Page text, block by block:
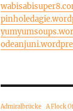
Admiralbrücke A Flock